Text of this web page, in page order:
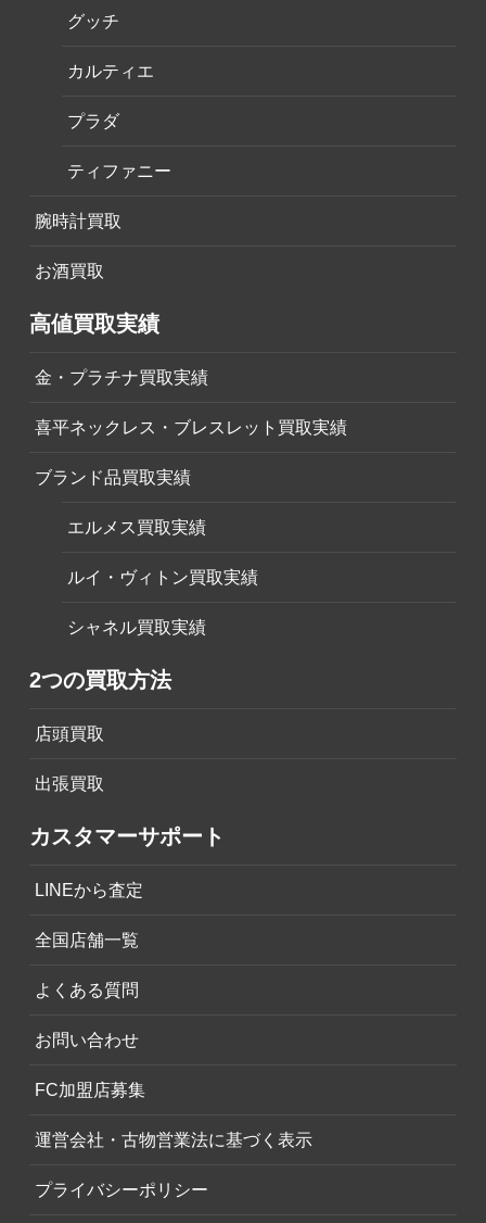
グッチ
カルティエ
プラダ
ティファニー
腕時計買取
お酒買取
高値買取実績
金・プラチナ買取実績
喜平ネックレス・ブレスレット買取実績
ブランド品買取実績
エルメス買取実績
ルイ・ヴィトン買取実績
シャネル買取実績
2つの買取方法
店頭買取
出張買取
カスタマーサポート
LINEから査定
全国店舗一覧
よくある質問
お問い合わせ
FC加盟店募集
運営会社・古物営業法に基づく表示
プライバシーポリシー